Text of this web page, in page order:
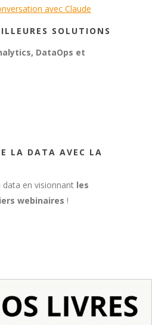
avec Claude
SOLUTIONS
DataOps et
LA DATA AVEC LA
en visionnant les
webinaires !